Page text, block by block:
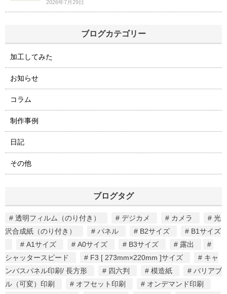
2026年7月29日
ブログカテゴリー
加工してみた
お知らせ
コラム
制作事例
日記
その他
ブログタグ
透明フィルム（のり付き） デジカメ カメラ
光
沢合成紙（のり付き）
パネル B2サイズ
B1サイズ
A1サイズ
A0サイズ B3サイズ
露出
シャッタースピード
F3 [ 273mm×220mm ]サイズ
キャ
ンバスパネル印刷/ 長方形
四六判 模造紙
バリアブ
ル（可変）印刷
オフセット印刷
オンデマンド印刷